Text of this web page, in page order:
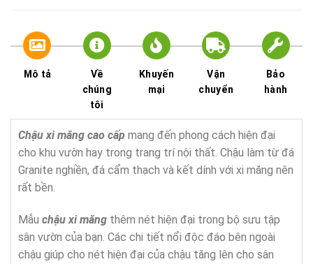
Mô tả
Về
chúng
tôi
Khuyến
mại
Vận
chuyển
Bảo
hành
Chậu xi măng cao cấp mang đến phong cách hiện đại
cho khu vườn hay trong trang trí nội thất. Chậu làm từ đá
Granite nghiền, đá cẩm thạch và kết dính với xi măng nên
rất bền.
Mẫu chậu xi măng thêm nét hiện đại trong bộ sưu tập
sân vườn của bạn. Các chi tiết nổi độc đáo bên ngoài
chậu giúp cho nét hiện đại của chậu tăng lên cho sân